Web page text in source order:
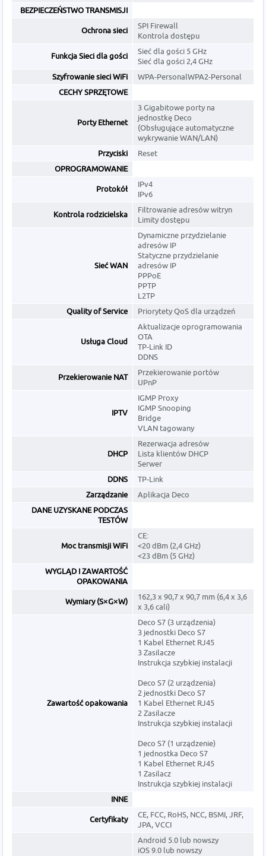
BEZPIECZEŃSTWO TRANSMISJI
Ochrona sieci
SPI Firewall
Kontrola dostępu
Funkcja Sieci dla gości
Sieć dla gości 5 GHz
Sieć dla gości 2,4 GHz
Szyfrowanie sieci WiFi
WPA-PersonalWPA2-Personal
CECHY SPRZĘTOWE
Porty Ethernet
3 Gigabitowe porty na
jednostkę Deco
(Obsługujące automatyczne
wykrywanie WAN/LAN)
Przyciski
Reset
OPROGRAMOWANIE
Protokół
IPv4
IPv6
Kontrola rodzicielska
Filtrowanie adresów witryn
Limity dostępu
Sieć WAN
Dynamiczne przydzielanie
adresów IP
Statyczne przydzielanie
adresów IP
PPPoE
PPTP
L2TP
Quality of Service
Priorytety QoS dla urządzeń
Usługa Cloud
Aktualizacje oprogramowania
OTA
TP-Link ID
DDNS
Przekierowanie NAT
Przekierowanie portów
UPnP
IPTV
IGMP Proxy
IGMP Snooping
Bridge
VLAN tagowany
DHCP
Rezerwacja adresów
Lista klientów DHCP
Serwer
DDNS
TP-Link
Zarządzanie
Aplikacja Deco
DANE UZYSKANE PODCZAS
TESTÓW
Moc transmisji WiFi
CE:
<20 dBm (2,4 GHz)
<23 dBm (5 GHz)
WYGLĄD I ZAWARTOŚĆ
OPAKOWANIA
Wymiary (S×G×W)
162,3 x 90,7 x 90,7 mm (6,4 x 3,6
x 3,6 cali)
Zawartość opakowania
Deco S7 (3 urządzenia)
3 jednostki Deco S7
1 Kabel Ethernet RJ45
3 Zasilacze
Instrukcja szybkiej instalacji
Deco S7 (2 urządzenia)
2 jednostki Deco S7
1 Kabel Ethernet RJ45
2 Zasilacze
Instrukcja szybkiej instalacji
Deco S7 (1 urządzenie)
1 jednostka Deco S7
1 Kabel Ethernet RJ45
1 Zasilacz
Instrukcja szybkiej instalacji
INNE
Certyfikaty
CE, FCC, RoHS, NCC, BSMI, JRF,
JPA, VCCI
Android 5.0 lub nowszy
iOS 9.0 lub nowszy